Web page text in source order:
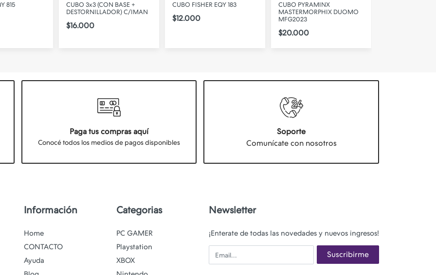
815
CUBO 3x3 (CON BASE +
DESTORNILLADOR) C/IMAN
$16.000
CUBO FISHER EQY 183
$12.000
CUBO PYRAMINX
MASTERMORPHIX DUOMO
MFG2023
$20.000
Paga tus compras aquí
Conocé todos los medios de pagos disponibles
Soporte
Comunícate con nosotros
Información
Home
CONTACTO
Ayuda
Categorias
PC GAMER
Playstation
XBOX
Newsletter
¡Enterate de todas las novedades y nuevos ingresos!
Email Suscribirme